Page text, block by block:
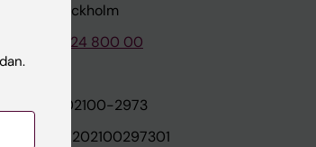
171 77 Stockholm
Tel: 08-524 800 00
Org.nr: 202100-2973
VAT.nr: SE202100297301